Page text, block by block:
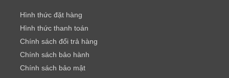
Hình thức đặt hàng
Hình thức thanh toán
Chính sách đổi trả hàng
Chính sách bảo hành
Chính sách bảo mật